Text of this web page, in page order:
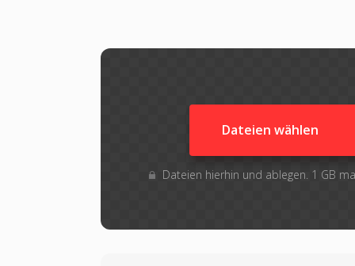
Dateien wählen
Dateien hierhin und ablegen. 1 GB